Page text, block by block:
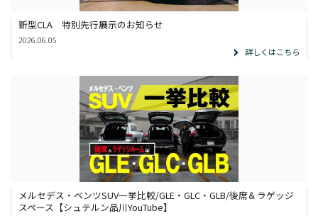
新型CLA 特別先行展示のお知らせ
2026.06.05
詳しくはこちら
メルセデス・ベンツSUV一挙比較/GLE・GLC・GLB/後席＆ラゲッジ
スペース【シュテルン品川YouTube】